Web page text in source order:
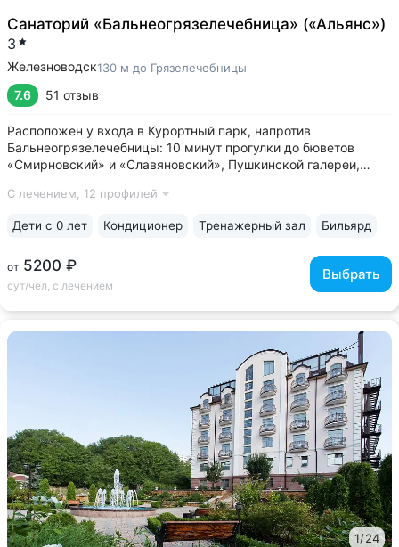
Санаторий «Бальнеогрязелечебница» («Альянс»)
3
Железноводск130 м до Грязелечебницы
7.6 51 отзыв
Расположен у входа в Курортный парк, напротив
Бальнеогрязелечебницы: 10 минут прогулки до бюветов
«Смирновский» и «Славяновский», Пушкинской галереи,
процедура «Общая грязь»: на одну процедуру отпускается
С лечением, 12 профилей
от 5200 ₽
сут/чел, с лечением
Выбрать
Дети с 0 лет Кондиционер Тренажерный зал Бильярд
1/24